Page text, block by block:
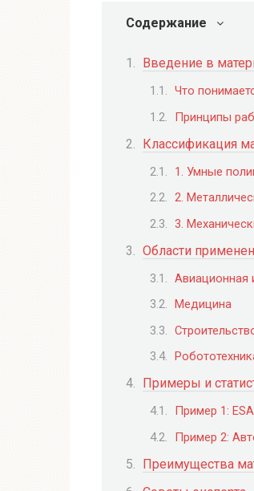
Содержание
Введение в
Что
Принципы
Классификация
1. Умные
2.
3.
Области
Авиационная
Медицина
Примеры и
Пример 1:
Пример 2:
Преимущества